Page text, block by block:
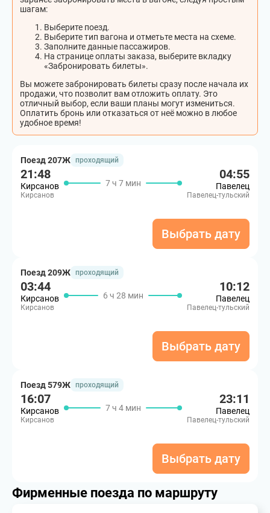
шагам:
Выберите поезд.
Выберите тип вагона и отметьте места на схеме.
Заполните данные пассажиров.
На странице оплаты заказа, выберите вкладку
«Забронировать билеты».
Вы можете забронировать билеты сразу после начала их
продажи, что позволит вам отложить оплату. Это
отличный выбор, если ваши планы могут измениться.
Оплатить бронь или отказаться от неё можно в любое
удобное время!
Поезд 207Ж проходящий
21:48
Кирсанов
Кирсанов
7 ч 7 мин
04:55
Павелец
Павелец-тульский
Выбрать дату
Поезд 209Ж проходящий
03:44
Кирсанов
Кирсанов
6 ч 28 мин
10:12
Павелец
Павелец-тульский
Выбрать дату
Поезд 579Ж проходящий
16:07
Кирсанов
Кирсанов
7 ч 4 мин
23:11
Павелец
Павелец-тульский
Выбрать дату
Фирменные поезда по маршруту